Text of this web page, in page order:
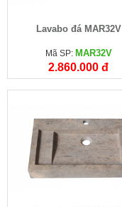
Lavabo đá MAR32V
Mã SP: MAR32V
2.860.000 đ